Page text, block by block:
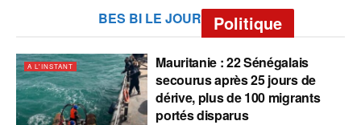
BES BI LE JOUR Politique
A L'INSTANT
Mauritanie : 22 Sénégalais
secourus après 25 jours de
dérive, plus de 100 migrants
portés disparus